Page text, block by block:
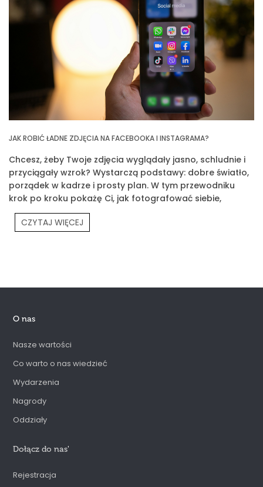
JAK ROBIĆ ŁADNE ZDJĘCIA NA FACEBOOKA I INSTAGRAMA?
Chcesz, żeby Twoje zdjęcia wyglądały jasno, schludnie i
przyciągały wzrok? Wystarczą podstawy: dobre światło,
porządek w kadrze i prosty plan. W tym przewodniku
krok po kroku pokażę Ci, jak fotografować siebie,
produkty Prouvé i Twoją codzienność.
CZYTAJ WIĘCEJ
O nas
Nasze wartości
Co warto o nas wiedzieć
Wydarzenia
Nagrody
Oddziały
Dołącz do nas'
Rejestracja